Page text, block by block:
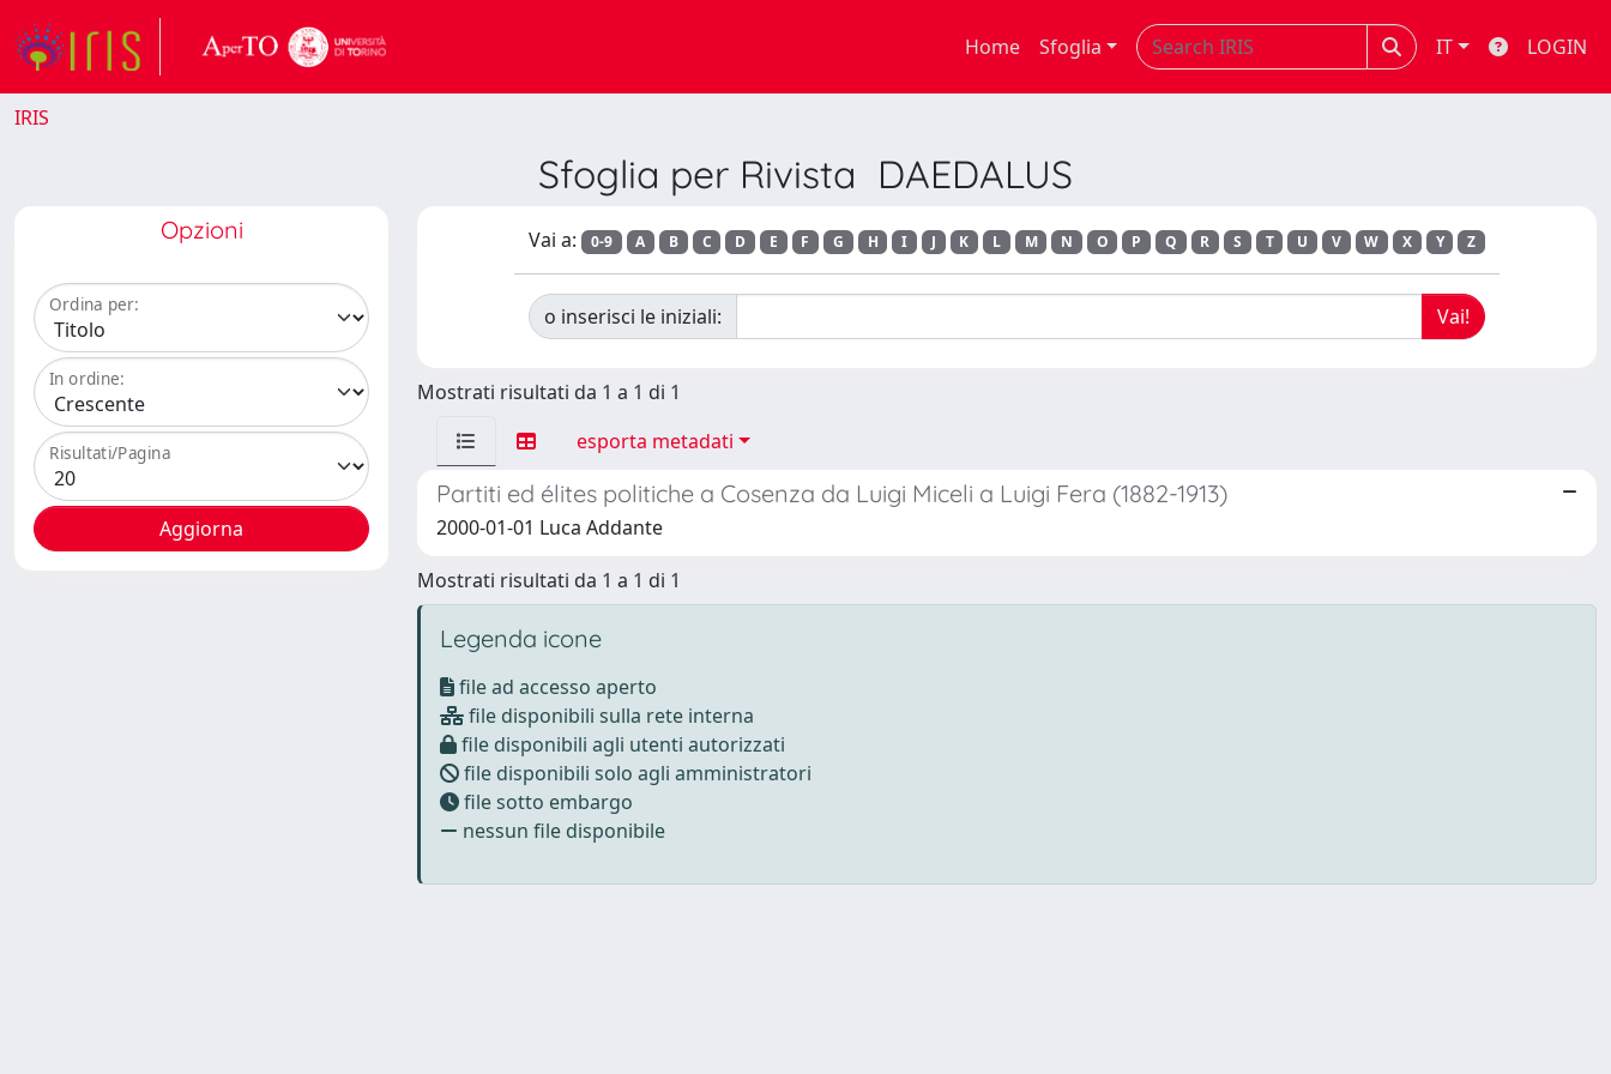
Home Sfoglia IT LOGIN
IRIS
Sfoglia per Rivista DAEDALUS
Opzioni
Ordina per:
In ordine:
Risultati/Pagina
Vai a: 0-9 A B C D E F G H I J K L M N O P Q R S T U V W X Y Z
o inserisci le iniziali:
Mostrati risultati da 1 a 1 di 1
esporta metadati
Partiti ed élites politiche a Cosenza da Luigi Miceli a Luigi Fera (1882-1913)
2000-01-01 Luca Addante
Mostrati risultati da 1 a 1 di 1
Legenda icone
file ad accesso aperto
file disponibili sulla rete interna
file disponibili agli utenti autorizzati
file disponibili solo agli amministratori
file sotto embargo
nessun file disponibile